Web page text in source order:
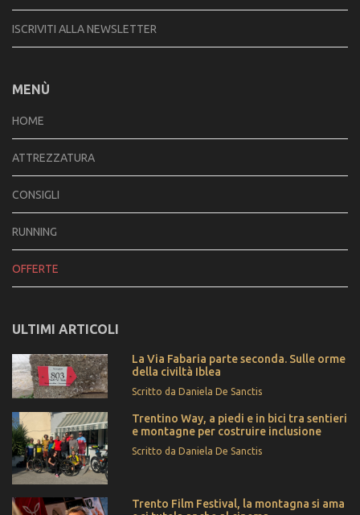
ISCRIVITI ALLA NEWSLETTER
MENÙ
HOME
ATTREZZATURA
CONSIGLI
RUNNING
OFFERTE
ULTIMI ARTICOLI
La Via Fabaria parte seconda. Sulle orme
della civiltà Iblea
Scritto da Daniela De Sanctis
Trentino Way, a piedi e in bici tra sentieri
e montagne per costruire inclusione
Scritto da Daniela De Sanctis
Trento Film Festival, la montagna si ama